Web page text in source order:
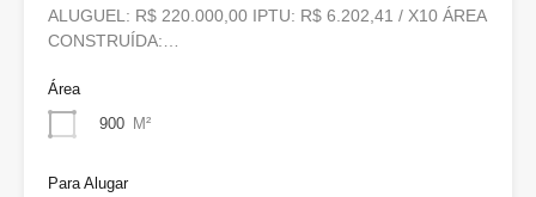
ALUGUEL: R$ 220.000,00 IPTU: R$ 6.202,41 / X10 ÁREA
CONSTRUÍDA:…
Área
900 M²
Para Alugar